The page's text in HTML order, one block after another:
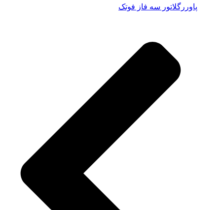
پاوررگلاتور سه فاز فوتک